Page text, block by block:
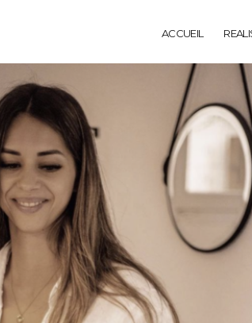
ACCUEIL